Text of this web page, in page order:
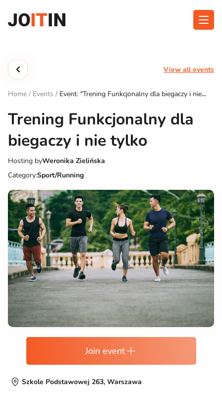
content
Get the App:
View all events
Home / Events / Event: "Trening Funkcjonalny dla biegaczy i nie
Trening Funkcjonalny dla
biegaczy i nie tylko
Hosting byWeronika Zielińska
Category:Sport/Running
Join event
Szkole Podstawowej 263, Warszawa